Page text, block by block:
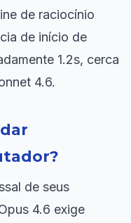
de raciocínio
de início de
1.2s, cerca
4.6.
de seus
4.6 exige